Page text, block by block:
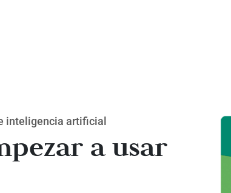
inteligencia artificial
a usar